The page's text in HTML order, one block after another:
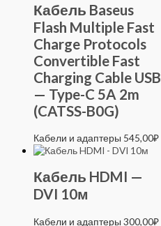
Кабель Baseus
Flash Multiple Fast
Charge Protocols
Convertible Fast
Charging Cable USB
— Type-C 5A 2m
(CATSS-B0G)
Кабели и адаптеры 545,00₽
Кабель HDMI —
DVI 10м
Кабели и адаптеры 300,00₽